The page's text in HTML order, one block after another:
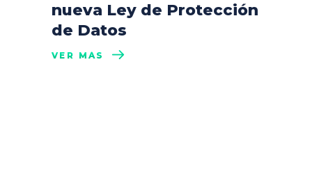
nueva Ley de Protección
de Datos
VER MÁS